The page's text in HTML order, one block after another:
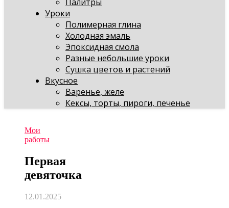
Уроки
Полимерная глина
Холодная эмаль
Эпоксидная смола
Разные небольшие уроки
Сушка цветов и растений
Вкусное
Варенье, желе
Кексы, торты, пироги, печенье
Мои
работы
Первая
девяточка
12.01.2025